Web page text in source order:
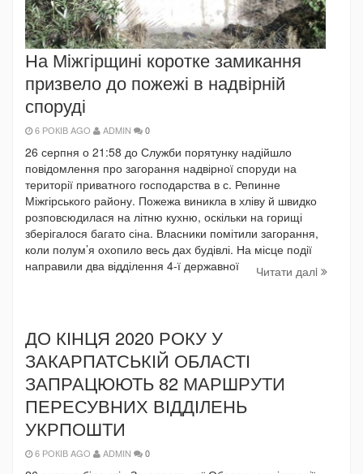
На Міжгірщині коротке замикання
призвело до пожежі в надвірній
споруді
6 РОКІВ AGO ADMIN 0
26 серпня о 21:58 до Служби порятунку надійшло
повідомлення про загорання надвірної споруди на
території приватного господарства в с. Репинне
Міжгірського району. Пожежа виникла в хліву й швидко
розповсюдилася на літню кухню, оскільки на горищі
зберігалося багато сіна. Власники помітили загорання,
коли полум’я охопило весь дах будівлі. На місце події
направили два відділення 4-ї державної
Читати далi
ДО КІНЦЯ 2020 РОКУ У
ЗАКАРПАТСЬКІЙ ОБЛАСТІ
ЗАПРАЦЮЮТЬ 82 МАРШРУТИ
ПЕРЕСУВНИХ ВІДДІЛЕНЬ
УКРПОШТИ
6 РОКІВ AGO ADMIN 0